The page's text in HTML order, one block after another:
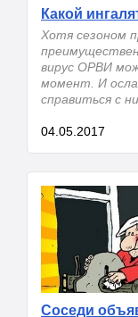
Какой
Хотя сезоном
вирус ОРВИ
момент. И
справиться с
04.05.2017
Соседи